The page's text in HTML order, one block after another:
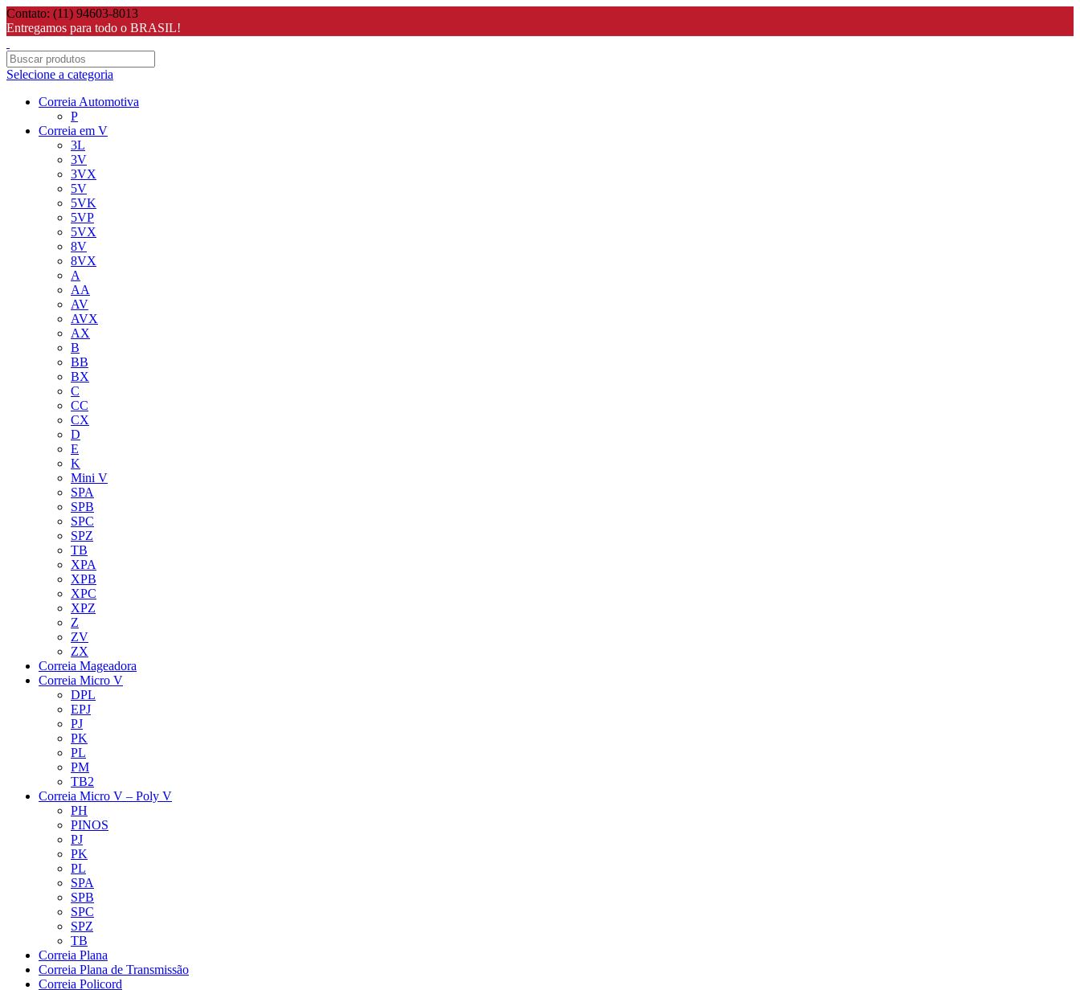
Contato: (11) 94603-8013
Entregamos para todo o BRASIL!
Selecione a categoria
Correia Automotiva
P
Correia em V
3L
3V
3VX
5V
5VK
5VP
5VX
8V
8VX
A
AA
AV
AVX
AX
B
BB
BX
C
CC
CX
D
E
K
Mini V
SPA
SPB
SPC
SPZ
TB
XPA
XPB
XPC
XPZ
Z
ZV
ZX
Correia Mageadora
Correia Micro V
DPL
EPJ
PJ
PK
PL
PM
TB2
Correia Micro V – Poly V
PH
PINOS
PJ
PK
PL
SPA
SPB
SPC
SPZ
TB
Correia Plana
Correia Plana de Transmissão
Correia Policord